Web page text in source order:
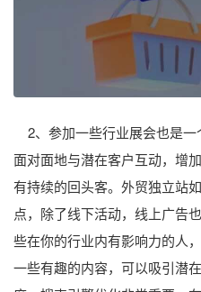
2、参加一些行业展会也是
面对面地与潜在客户互动，增
有持续的回头客。外贸独立站
点，除了线下活动，线上广告
些在你的行业内有影响力的人
一些有趣的内容，可以吸引潜